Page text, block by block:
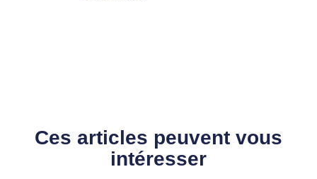
Ces articles peuvent vous
intéresser